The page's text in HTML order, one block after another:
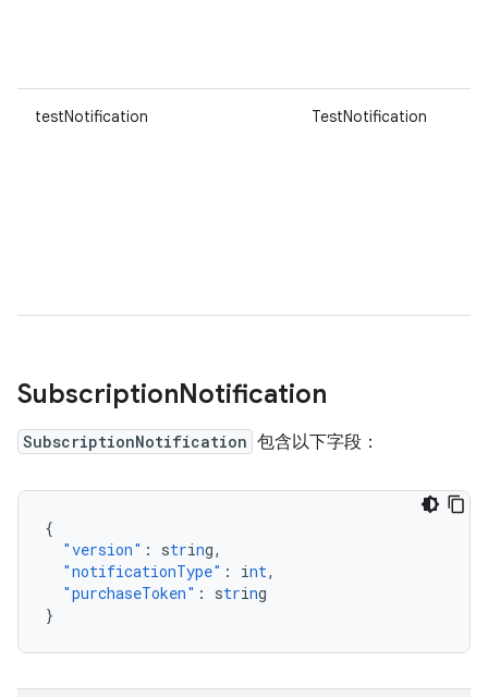
testNotification TestNotification
SubscriptionNotification
SubscriptionNotification 包含以下字段：
{
"version" : string,
"notificationType" : int,
"purchaseToken" : string
}